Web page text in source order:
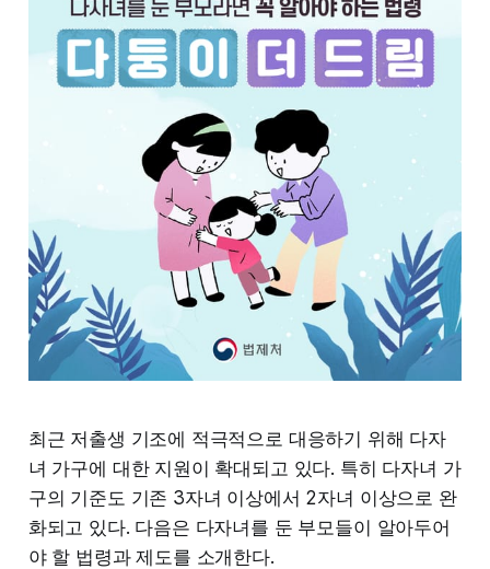
최근 저출생 기조에 적극적으로 대응하기 위해 다자
녀 가구에 대한 지원이 확대되고 있다. 특히 다자녀 가
구의 기준도 기존 3자녀 이상에서 2자녀 이상으로 완
화되고 있다. 다음은 다자녀를 둔 부모들이 알아두어
야 할 법령과 제도를 소개한다.